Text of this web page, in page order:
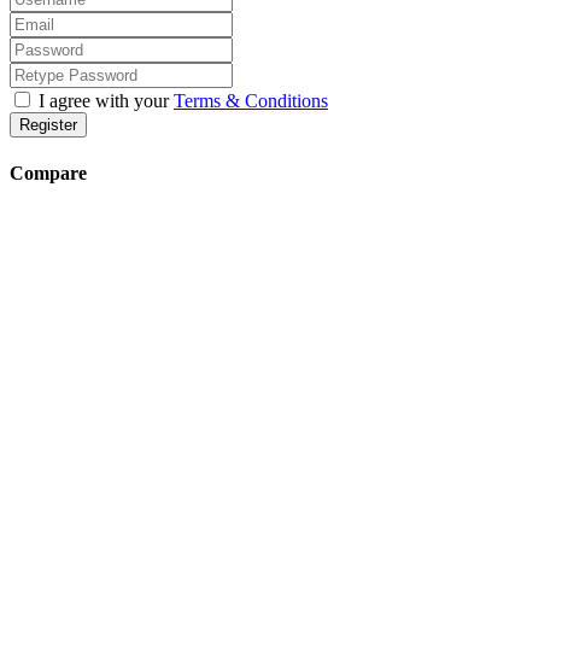
I agree with yourTerms & Conditions
Register
Compare